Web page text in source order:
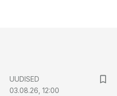
UUDISED
03.08.26, 12:00